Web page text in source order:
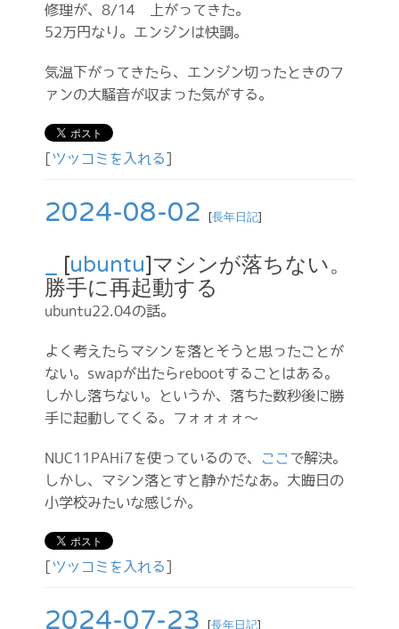
修理が、8/14 上がってきた。
52万円なり。エンジンは快調。
気温下がってきたら、エンジン切ったときのフ
ァンの大騒音が収まった気がする。
ツッコミを入れる
2024-08-02 [長年日記]
[ubuntu]マシンが落ちない。
勝手に再起動する
ubuntu22.04の話。
よく考えたらマシンを落とそうと思ったことが
ない。swapが出たらrebootすることはある。
しかし落ちない。というか、落ちた数秒後に勝
手に起動してくる。フォォォォ～
NUC11PAHi7を使っているので、 ここ で解決。
しかし、マシン落とすと静かだなあ。大晦日の
小学校みたいな感じか。
ツッコミを入れる
2024-07-23 [長年日記]